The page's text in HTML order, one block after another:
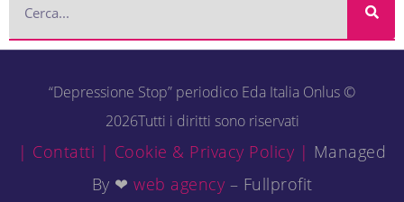
“Depressione Stop” periodico Eda Italia Onlus ©
2026Tutti i diritti sono riservati
| Contatti | Cookie & Privacy Policy | Managed
By ❤ web agency – Fullprofit